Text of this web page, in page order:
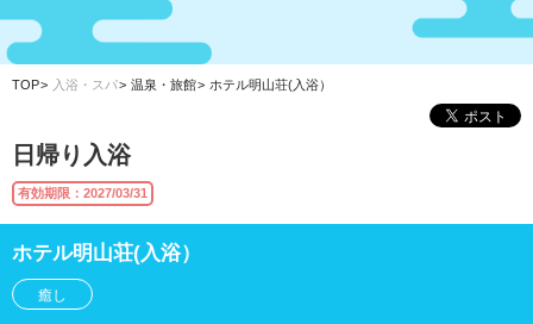
TOP 入浴・スパ 温泉・旅館 ホテル明山荘(入浴）
日帰り入浴
有効期限：2027/03/31
ホテル明山荘(入浴）
癒し